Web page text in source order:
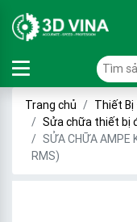
Trang chủ
Thiết
Sửa chữa thiết bị
SỬA CHỮA AMPE
RMS)